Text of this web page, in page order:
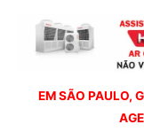
EM SÃO PAULO,
A